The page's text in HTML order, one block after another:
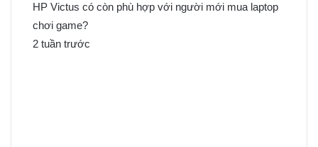
HP Victus có còn phù hợp với người mới mua laptop
chơi game?
2 tuần trước